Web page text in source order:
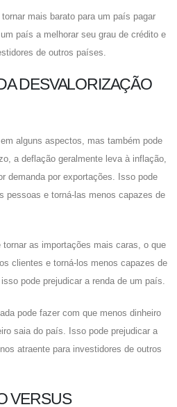
mais barato para um país pagar
país a melhorar seu grau de crédito e
de outros países.
DESVALORIZAÇÃO
alguns aspectos, mas também pode
a deflação geralmente leva à inflação,
demanda por exportações. Isso pode
pessoas e torná-las menos capazes de
as importações mais caras, o que
clientes e torná-los menos capazes de
pode prejudicar a renda de um país.
pode fazer com que menos dinheiro
saia do país. Isso pode prejudicar a
atraente para investidores de outros
VERSUS